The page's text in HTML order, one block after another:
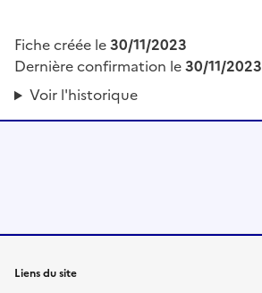
Fiche créée le30/11/2023
Dernière confirmation le30/11/2023
Voir l'historique
Liens du site